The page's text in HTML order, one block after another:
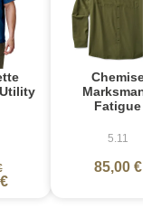
Chemise
Marksman -
Fatigue
5.11
85,00 €